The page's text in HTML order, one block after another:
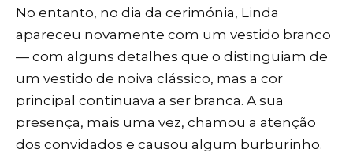
No entanto, no dia da cerimónia, Linda
apareceu novamente com um vestido branco
— com alguns detalhes que o distinguiam de
um vestido de noiva clássico, mas a cor
principal continuava a ser branca. A sua
presença, mais uma vez, chamou a atenção
dos convidados e causou algum burburinho.